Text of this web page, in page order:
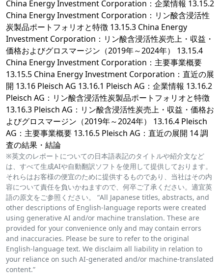
China Energy Investment Corporation：企業情報 13.15.2
China Energy Investment Corporation：リン酸含浸活性
炭製品ポートフォリオと特徴 13.15.3 China Energy
Investment Corporation：リン酸含浸活性炭売上・収益・
価格およびグロスマージン（2019年～2024年） 13.15.4
China Energy Investment Corporation：主要事業概要
13.15.5 China Energy Investment Corporation：直近の展
開 13.16 Pleisch AG 13.16.1 Pleisch AG：企業情報 13.16.2
Pleisch AG：リン酸含浸活性炭製品ポートフォリオと特徴
13.16.3 Pleisch AG：リン酸含浸活性炭売上・収益・価格お
よびグロスマージン（2019年～2024年） 13.16.4 Pleisch
AG：主要事業概要 13.16.5 Pleisch AG：直近の展開 14 調
査の結果・結論
※英文のレポートについての日本語表記のタイトルや紹介文など
は、すべて生成AIや自動翻訳ソフトを使用して提供しております。
それらはお客様の便宜のために提供するものであり、当社はその内
容について責任を負いかねますので、何卒ご了承ください。適宜英
語の原文をご参照ください。 “All Japanese titles, abstracts, and
other descriptions of English-language reports were created
using generative AI and/or machine translation. These are
provided for your convenience only and may contain errors
and inaccuracies. Please be sure to refer to the original
English-language text. We disclaim all liability in relation to
your reliance on such AI-generated and/or machine-translated
content.”